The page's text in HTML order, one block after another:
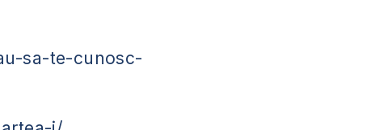
sa-te-cunosc-